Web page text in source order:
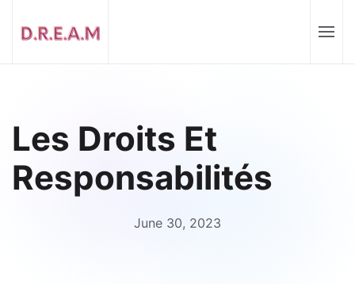
Les Droits Et
Responsabilités
June 30, 2023